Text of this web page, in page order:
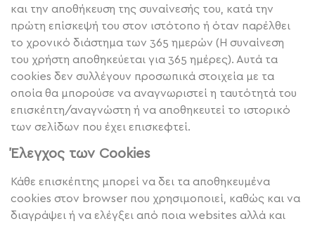
και την αποθήκευση της συναίνεσής του, κατά την
πρώτη επίσκεψή του στον ιστότοπο ή όταν παρέλθει
το χρονικό διάστημα των 365 ημερών (Η συναίνεση
του χρήστη αποθηκεύεται για 365 ημέρες). Αυτά τα
cookies δεν συλλέγουν προσωπικά στοιχεία με τα
οποία θα μπορούσε να αναγνωριστεί η ταυτότητά του
επισκέπτη/αναγνώστη ή να αποθηκευτεί το ιστορικό
των σελίδων που έχει επισκεφτεί.
Έλεγχος των Cookies
Κάθε επισκέπτης μπορεί να δει τα αποθηκευμένα
cookies στον browser που χρησιμοποιεί, καθώς και να
διαγράψει ή να ελέγξει από ποια websites αλλά και